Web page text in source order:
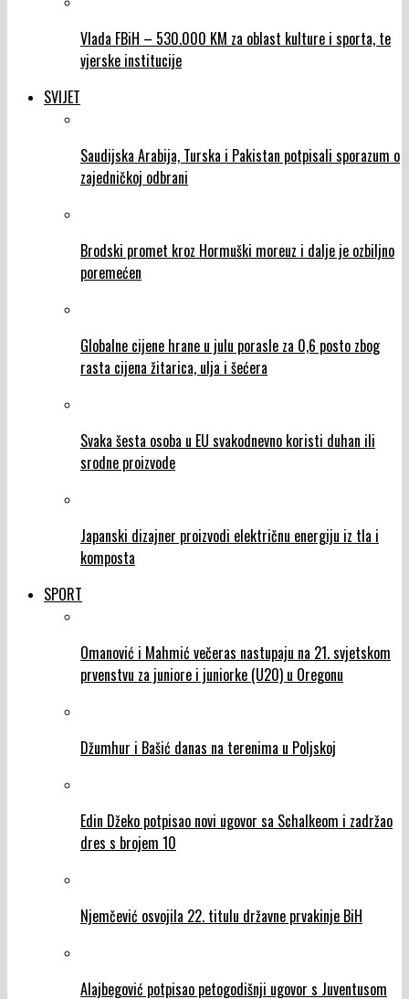
Vlada FBiH – 530.000 KM za oblast kulture i sporta, te
vjerske institucije
SVIJET
Saudijska Arabija, Turska i Pakistan potpisali sporazum o
zajedničkoj odbrani
Brodski promet kroz Hormuški moreuz i dalje je ozbiljno
poremećen
Globalne cijene hrane u julu porasle za 0,6 posto zbog
rasta cijena žitarica, ulja i šećera
Svaka šesta osoba u EU svakodnevno koristi duhan ili
srodne proizvode
Japanski dizajner proizvodi električnu energiju iz tla i
komposta
SPORT
Omanović i Mahmić večeras nastupaju na 21. svjetskom
prvenstvu za juniore i juniorke (U20) u Oregonu
Džumhur i Bašić danas na terenima u Poljskoj
Edin Džeko potpisao novi ugovor sa Schalkeom i zadržao
dres s brojem 10
Njemčević osvojila 22. titulu državne prvakinje BiH
Alajbegović potpisao petogodišnji ugovor s Juventusom